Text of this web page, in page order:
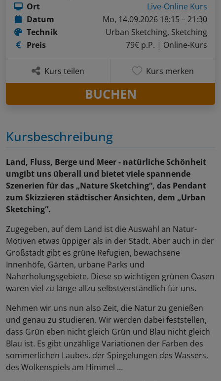
Kursbeschreibung
Land, Fluss, Berge und Meer - natürliche Schönheit
umgibt uns überall und bietet viele spannende
Szenerien für das „Nature Sketching“, das Pendant
zum Skizzieren städtischer Ansichten, dem „Urban
Sketching“.
Zugegeben, auf dem Land ist die Auswahl an Natur-
Motiven etwas üppiger als in der Stadt. Aber auch in der
Großstadt gibt es grüne Refugien, bewachsene
Innenhöfe, Gärten, urbane Parks und
Naherholungsgebiete. Diese so wichtigen grünen Oasen
waren viel zu lange allzu selbstverständlich für uns.
Nehmen wir uns nun also Zeit, die Natur zu genießen
und genau zu studieren. Wir werden dabei feststellen,
dass Grün eben nicht gleich Grün und Blau nicht gleich
Blau ist. Es gibt unzählige Variationen der Farben des
sommerlichen Laubes, der Spiegelungen des Wassers,
des Wolkenspiels am Himmel …
Ort
Live-Online Kurs
Datum
Mo, 14.09.2026 18:15 – 21:30
Technik
Urban Sketching, Sketching
Preis
79€ p.P. | Online-Kurs
Kurs teilen Kurs merken
BUCHEN